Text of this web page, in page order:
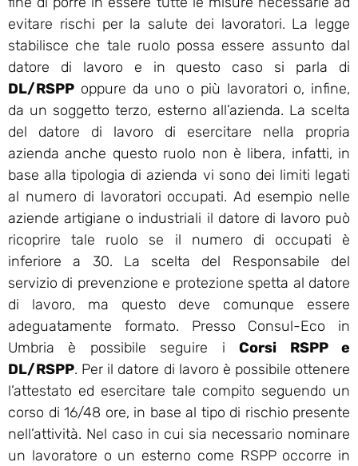
evitare rischi per la salute dei lavoratori. La legge
stabilisce che tale ruolo possa essere assunto dal
datore di lavoro e in questo caso si parla di
DL/RSPP oppure da uno o più lavoratori o, infine,
da un soggetto terzo, esterno all’azienda. La scelta
del datore di lavoro di esercitare nella propria
azienda anche questo ruolo non è libera, infatti, in
base alla tipologia di azienda vi sono dei limiti legati
al numero di lavoratori occupati. Ad esempio nelle
aziende artigiane o industriali il datore di lavoro può
ricoprire tale ruolo se il numero di occupati è
inferiore a 30. La scelta del Responsabile del
servizio di prevenzione e protezione spetta al datore
di lavoro, ma questo deve comunque essere
adeguatamente formato. Presso Consul-Eco in
Umbria è possibile seguire iCorsi RSPP e
DL/RSPP. Per il datore di lavoro è possibile ottenere
l’attestato ed esercitare tale compito seguendo un
corso di 16/48 ore, in base al tipo di rischio presente
nell’attività. Nel caso in cui sia necessario nominare
un lavoratore o un esterno come RSPP occorre in